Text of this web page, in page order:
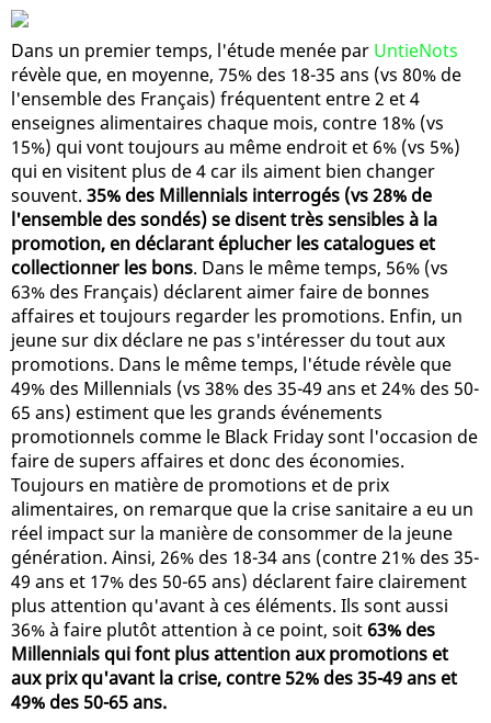
Dans un premier temps, l'étude menée par UntieNots
révèle que, en moyenne, 75% des 18-35 ans (vs 80% de
l'ensemble des Français) fréquentent entre 2 et 4
enseignes alimentaires chaque mois, contre 18% (vs
15%) qui vont toujours au même endroit et 6% (vs 5%)
qui en visitent plus de 4 car ils aiment bien changer
souvent. 35% des Millennials interrogés (vs 28% de
l'ensemble des sondés) se disent très sensibles à la
promotion, en déclarant éplucher les catalogues et
collectionner les bons. Dans le même temps, 56% (vs
63% des Français) déclarent aimer faire de bonnes
affaires et toujours regarder les promotions. Enfin, un
jeune sur dix déclare ne pas s'intéresser du tout aux
promotions. Dans le même temps, l'étude révèle que
49% des Millennials (vs 38% des 35-49 ans et 24% des 50-
65 ans) estiment que les grands événements
promotionnels comme le Black Friday sont l'occasion de
faire de supers affaires et donc des économies.
Toujours en matière de promotions et de prix
alimentaires, on remarque que la crise sanitaire a eu un
réel impact sur la manière de consommer de la jeune
génération. Ainsi, 26% des 18-34 ans (contre 21% des 35-
49 ans et 17% des 50-65 ans) déclarent faire clairement
plus attention qu'avant à ces éléments. Ils sont aussi
36% à faire plutôt attention à ce point, soit63% des
Millennials qui font plus attention aux promotions et
aux prix qu'avant la crise, contre 52% des 35-49 ans et
49% des 50-65 ans.